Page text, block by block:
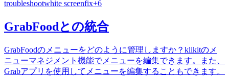
troubleshootwhite screenfix+6
GrabFoodとの統合
GrabFoodのメニューをどのように管理しますか？klikitのメ
ニューマネジメント機能でメニューを編集できます。また、
Grabアプリを使用してメニューを編集することもできます。